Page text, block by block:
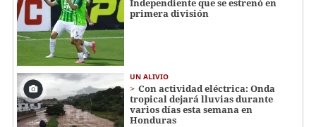
Independiente que se estrenó en
primera división
UN ALIVIO
Con actividad eléctrica: Onda
tropical dejará lluvias durante
varios días esta semana en
Honduras